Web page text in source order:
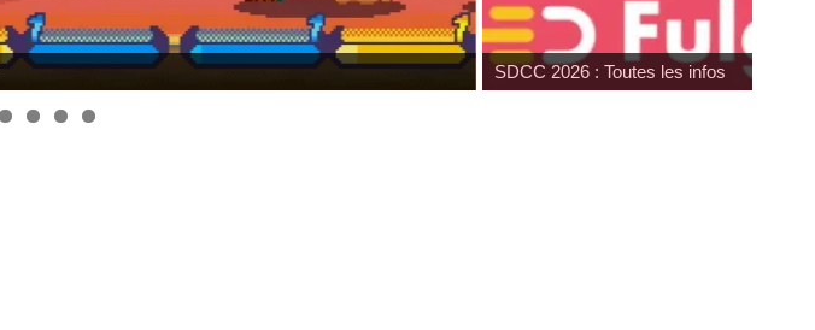
SDCC 2026 : Toutes les infos